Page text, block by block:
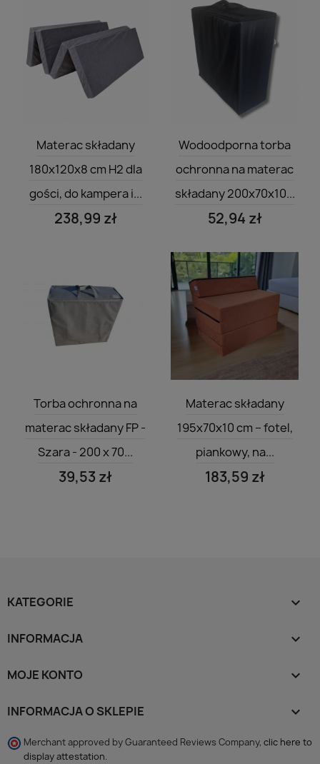
 Szybki podgląd
Materac składany
180x120x8 cm H2 dla
gości, do kampera i...
238,99 zł
 Szybki podgląd
Wodoodporna torba
ochronna na materac
składany 200x70x10...
52,94 zł

Torba ochronna na
materac składany FP -
Szara - 200 x 70...
39,53 zł

Materac składany
195x70x10 cm – fotel,
piankowy, na...
183,59 zł
KATEGORIE 
INFORMACJA 
MOJE KONTO 
INFORMACJA O SKLEPIE keyboard_arrow_down
Merchant approved by Guaranteed Reviews Company, clic here to
display attestation.